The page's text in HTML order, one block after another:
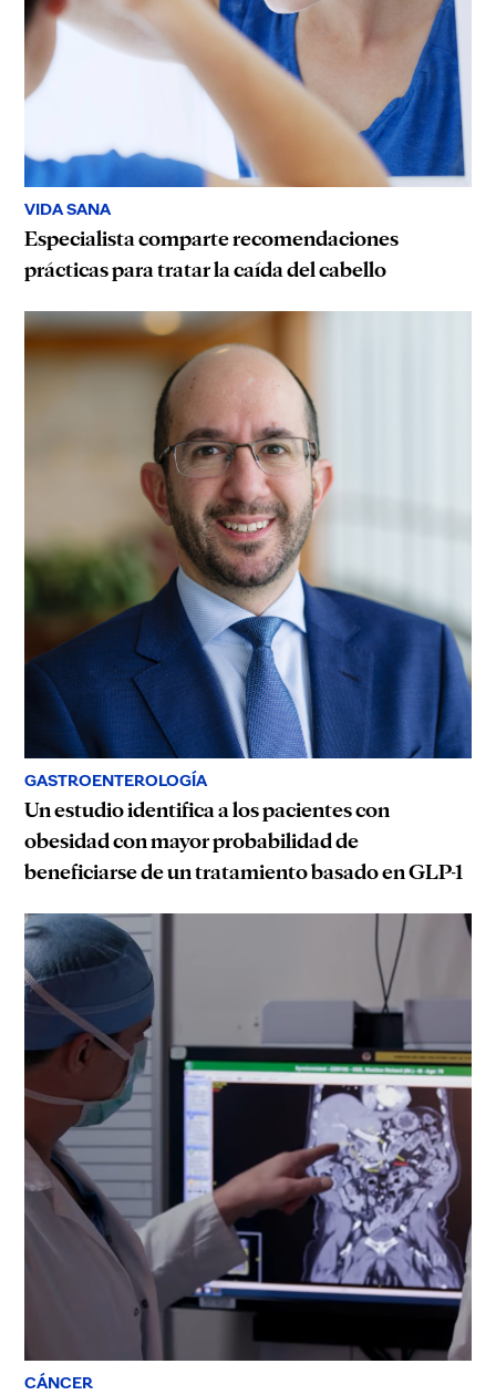
VIDA SANA
Especialista comparte recomendaciones
prácticas para tratar la caída del cabello
GASTROENTEROLOGÍA
Un estudio identifica a los pacientes con
obesidad con mayor probabilidad de
beneficiarse de un tratamiento basado en GLP-1
CÁNCER